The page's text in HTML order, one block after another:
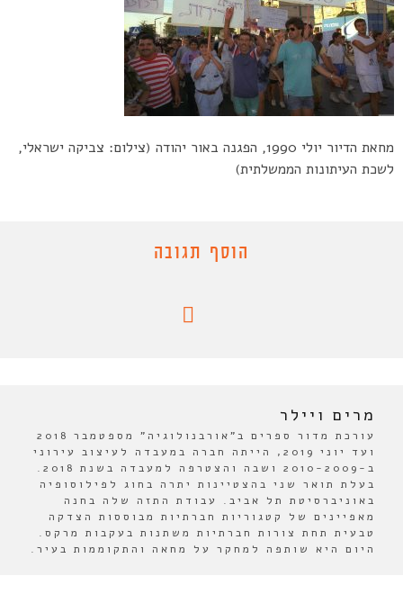
מחאת הדיור יולי 1990, הפגנה באור יהודה (צילום: צביקה ישראלי,
לשכת העיתונות הממשלתית)
הוסף תגובה
מרים ויילר
עורכת מדור ספרים ב"אורבנולוגיה" מספטמבר 2018
ועד יוני 2019, הייתה חברה במעבדה לעיצוב עירוני
ב-2010-2009 ושבה והצטרפה למעבדה בשנת 2018.
בעלת תואר שני בהצטיינות יתרה בחוג לפילוסופיה
באוניברסיטת תל אביב. עבודת התזה שלה בחנה
מאפיינים של קטגוריות חברתיות מבוססות הצדקה
טבעית תחת צורות חברתיות משתנות בעקבות מרקס.
היום היא שותפה למחקר על מחאה והתקוממות בעיר.